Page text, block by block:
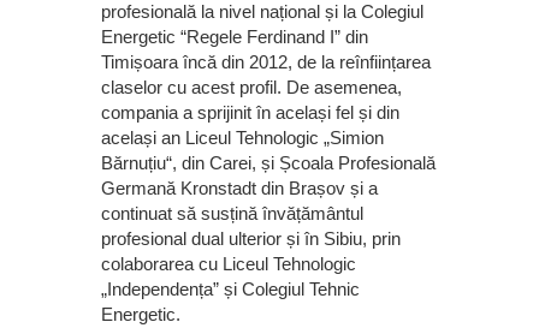
profesională la nivel național și la Colegiul
Energetic “Regele Ferdinand I” din
Timișoara încă din 2012, de la reînființarea
claselor cu acest profil. De asemenea,
compania a sprijinit în același fel și din
același an Liceul Tehnologic „Simion
Bărnuțiu“, din Carei, și Școala Profesională
Germană Kronstadt din Brașov și a
continuat să susțină învățământul
profesional dual ulterior și în Sibiu, prin
colaborarea cu Liceul Tehnologic
„Independența” și Colegiul Tehnic
Energetic.